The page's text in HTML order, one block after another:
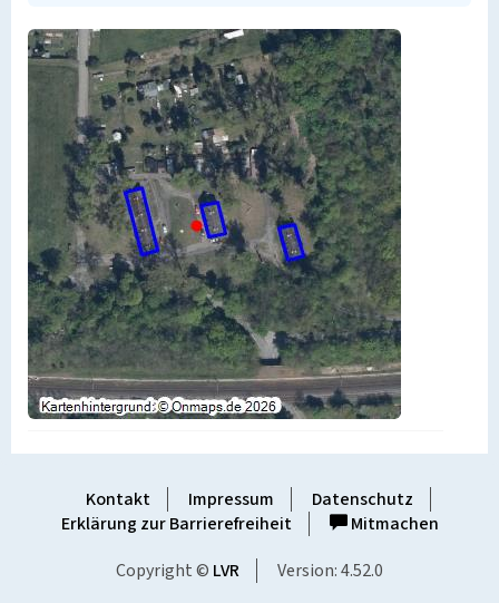
Kontakt Impressum
Datenschutz
Erklärung zur Barrierefreiheit
Mitmachen
Copyright © LVR Version: 4.52.0